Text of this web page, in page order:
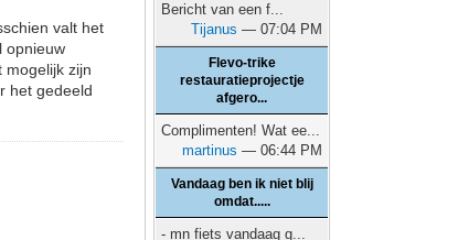
valt het
opnieuw
mogelijk zijn
het gedeeld
Bericht van een f...
Tijanus — 07:04 PM
Flevo-trike
restauratieprojectje
afgero...
Complimenten! Wat ee...
martinus — 06:44 PM
Vandaag ben ik niet blij
omdat.....
- mn fiets vandaag g...